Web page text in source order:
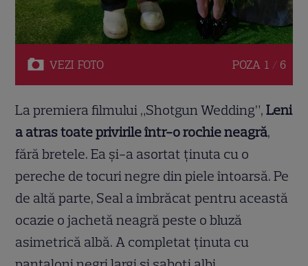
VEZI FOTO POZA 1 / 6
La premiera filmului „Shotgun Wedding”,Leni
a atras toate privirile într-o rochie neagră,
fără bretele. Ea și-a asortat ținuta cu o
pereche de tocuri negre din piele întoarsă. Pe
de altă parte, Seal a îmbrăcat pentru această
ocazie o jachetă neagră peste o bluză
asimetrică albă. A completat ținuta cu